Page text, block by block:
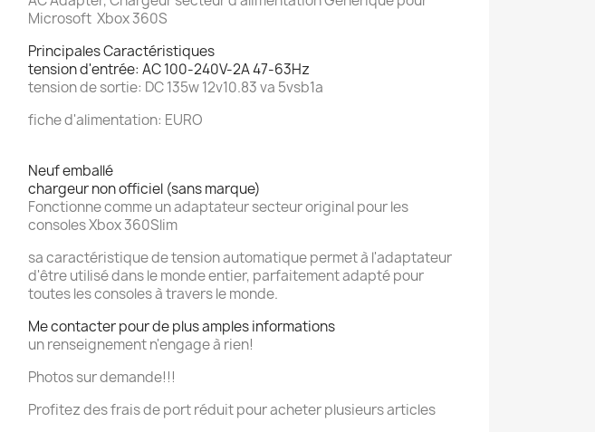
Microsoft Xbox 360S
Principales Caractéristiques
tension d'entrée: AC 100-240V-2A 47-63Hz
tension de sortie: DC 135w 12v10.83 va 5vsb1a
fiche d'alimentation: EURO
Neuf emballé
chargeur non officiel (sans marque)
Fonctionne comme un adaptateur secteur original pour les
consoles Xbox 360Slim
sa caractéristique de tension automatique permet à l'adaptateur
d'être utilisé dans le monde entier, parfaitement adapté pour
toutes les consoles à travers le monde.
Me contacter pour de plus amples informations
un renseignement n'engage à rien!
Photos sur demande!!!
Profitez des frais de port réduit pour acheter plusieurs articles